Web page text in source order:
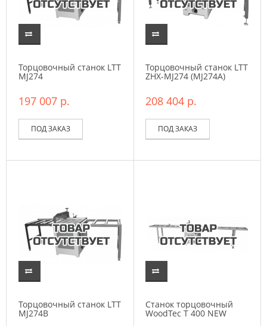
Торцовочный станок LTT
MJ274
197 007 р.
ПОД ЗАКАЗ
Торцовочный станок LTT
ZHX-MJ274 (MJ274A)
208 404 р.
ПОД ЗАКАЗ
Торцовочный станок LTT
MJ274В
Станок торцовочный
WoodTec T 400 NEW